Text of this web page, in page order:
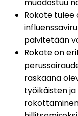
Rokote tulee
päivitetään
Rokote on
raskaana
työikäisten